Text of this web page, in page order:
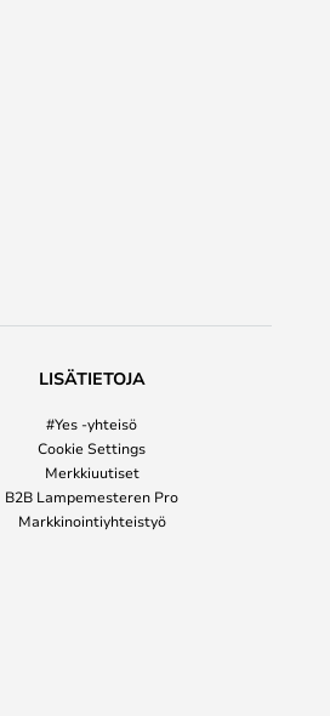
LISÄTIETOJA
#Yes -yhteisö
Cookie Settings
Merkkiuutiset
B2B Lampemesteren Pro
Markkinointiyhteistyö